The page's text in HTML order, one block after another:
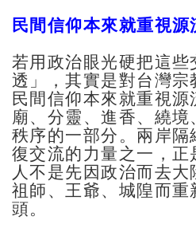
民間信仰本來就重視源
若用政治眼光硬把這些
透」，其實是對台灣
民間信仰本來就重視源
廟、分靈、進香、繞
秩序的一部分。兩岸隔
復交流的力量之一，正
人不是先因政治而去大
祖師、王爺、城隍而
頭。